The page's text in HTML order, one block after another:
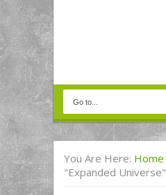
You Are Here: Home
"expanded Universe"